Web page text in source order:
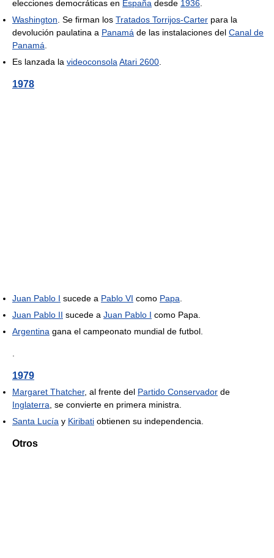
elecciones democráticas en España desde 1936.
Washington. Se firman los Tratados Torrijos-Carter para la
devolución paulatina a Panamá de las instalaciones del Canal de
Panamá.
Es lanzada la videoconsolaAtari 2600.
1978
Juan Pablo I sucede a Pablo VI como Papa.
Juan Pablo II sucede a Juan Pablo I como Papa.
Argentina gana el campeonato mundial de futbol.
.
1979
Margaret Thatcher, al frente del Partido Conservador de
Inglaterra, se convierte en primera ministra.
Santa Lucía y Kiribati obtienen su independencia.
Otros